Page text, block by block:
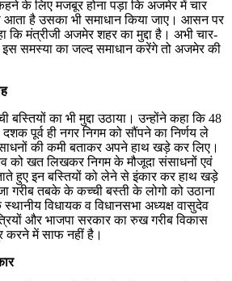
के लिए मजबूर होना पड़ा कि अजमेर में चार
आता है उसका भी समाधान किया जाए। आसन पर
कि मंत्रीजी अजमेर शहर का मुद्दा है। अभी चार-
इस समस्या का जल्द समाधान करेंगे तो अजमेर की
का भी मुद्दा उठाया। उन्होंने कहा कि 48
पूर्व ही नगर निगम को सौंपने का निर्णय ले
की कमी बताकर अपने हाथ खड़े कर लिए।
को खत लिखकर निगम के मौजूदा संसाधनों एवं
हुए इन बस्तियों को लेने से इंकार कर हाथ खड़े
गरीब तबके के कच्ची बस्ती के लोगो को उठाना
विधायक व विधानसभा अध्यक्ष वासुदेव
और भाजपा सरकार का रुख गरीब विकास
करने में साफ नहीं है।